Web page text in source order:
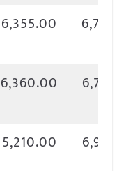
6,355.00
6,360.00
5,210.00